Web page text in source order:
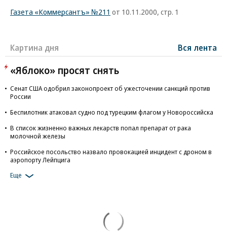
Газета «Коммерсантъ» №211 от 10.11.2000, стр. 1
Картина дня Вся лента
«Яблоко» просят снять
Сенат США одобрил законопроект об ужесточении санкций против
России
Беспилотник атаковал судно под турецким флагом у Новороссийска
В список жизненно важных лекарств попал препарат от рака
молочной железы
Российское посольство назвало провокацией инцидент с дроном в
аэропорту Лейпцига
Еще